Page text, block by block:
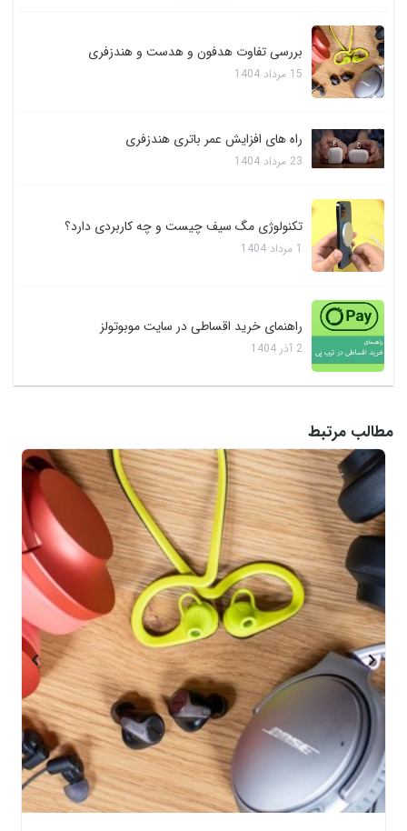
بررسی تفاوت هدفون و هدست و هندزفری
15 مرداد 1404
راه های افزایش عمر باتری هندزفری
23 مرداد 1404
تکنولوژی مگ سیف چیست و چه کاربردی دارد؟
1 مرداد 1404
راهنمای خرید اقساطی در سایت موبوتولز
2 آذر 1404
مطالب مرتبط